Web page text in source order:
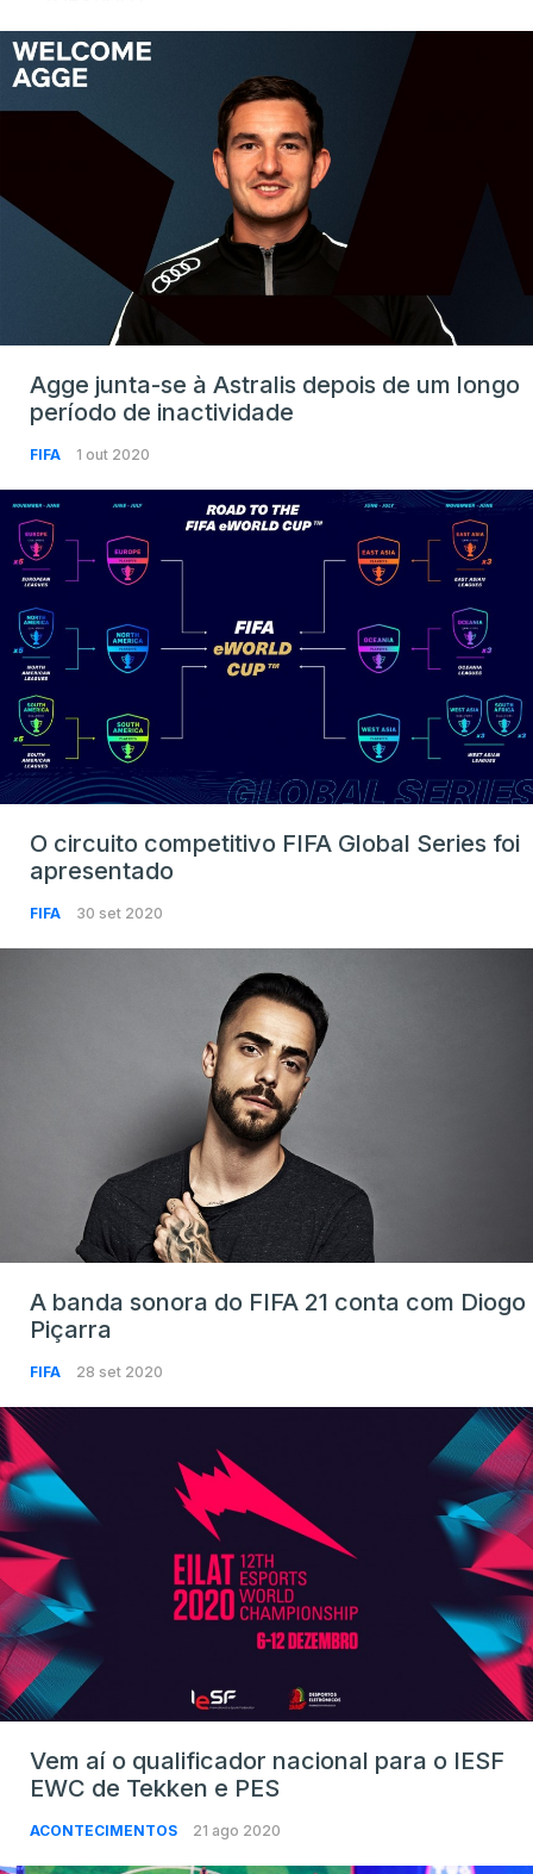
Agge junta-se à Astralis depois de um longo
período de inactividade
FIFA 1 out 2020
O circuito competitivo FIFA Global Series foi
apresentado
FIFA 30 set 2020
A banda sonora do FIFA 21 conta com Diogo
Piçarra
FIFA 28 set 2020
Vem aí o qualificador nacional para o IESF
EWC de Tekken e PES
ACONTECIMENTOS 21 ago 2020